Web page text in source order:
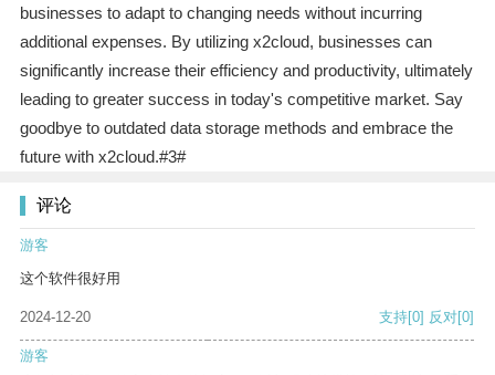
businesses to adapt to changing needs without incurring
additional expenses. By utilizing x2cloud, businesses can
significantly increase their efficiency and productivity, ultimately
leading to greater success in today's competitive market. Say
goodbye to outdated data storage methods and embrace the
future with x2cloud.#3#
评论
游客
这个软件很好用
2024-12-20 支持[0] 反对[0]
游客